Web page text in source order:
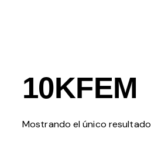
10KFEM
Mostrando el único resultado